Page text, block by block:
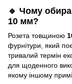
🔹 Чому
10 мм?
Розета товщиною
фурнітури, який
тривалий термін
для щоденного
якому іншому